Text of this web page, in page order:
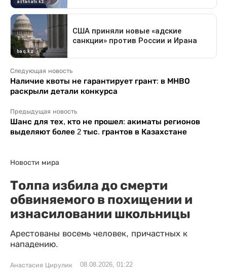
Следующая новость
Наличие квоты не гарантирует грант: в МНВО
раскрыли детали конкурса
Предыдущая новость
Шанс для тех, кто не прошел: акиматы регионов
выделяют более 2 тыс. грантов в Казахстане
Новости мира
Толпа избила до смерти
обвиняемого в похищении и
изнасиловании школьницы
Арестованы восемь человек, причастных к
нападению.
Анастасия Цирулик 08.08.2026, 01:22